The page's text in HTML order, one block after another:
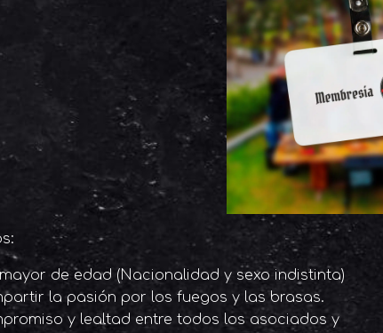
de edad (Nacionalidad y sexo indistinta)
la pasión por los fuegos y las brasas.
y lealtad entre todos los asociados y